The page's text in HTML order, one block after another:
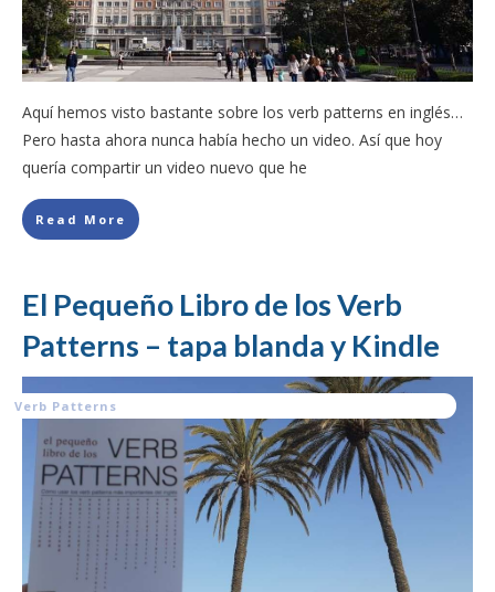
Aquí hemos visto bastante sobre los verb patterns en inglés…
Pero hasta ahora nunca había hecho un video. Así que hoy
quería compartir un video nuevo que he
Read More
El Pequeño Libro de los Verb
Patterns – tapa blanda y Kindle
Verb Patterns